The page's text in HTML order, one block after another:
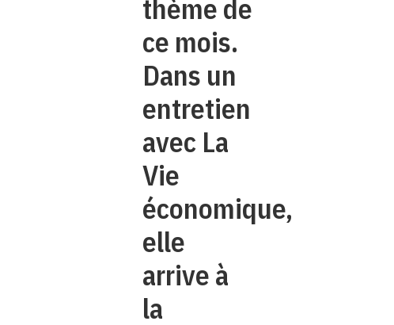
thème de
ce mois.
Dans un
entretien
avec La
Vie
économique,
elle
arrive à
la